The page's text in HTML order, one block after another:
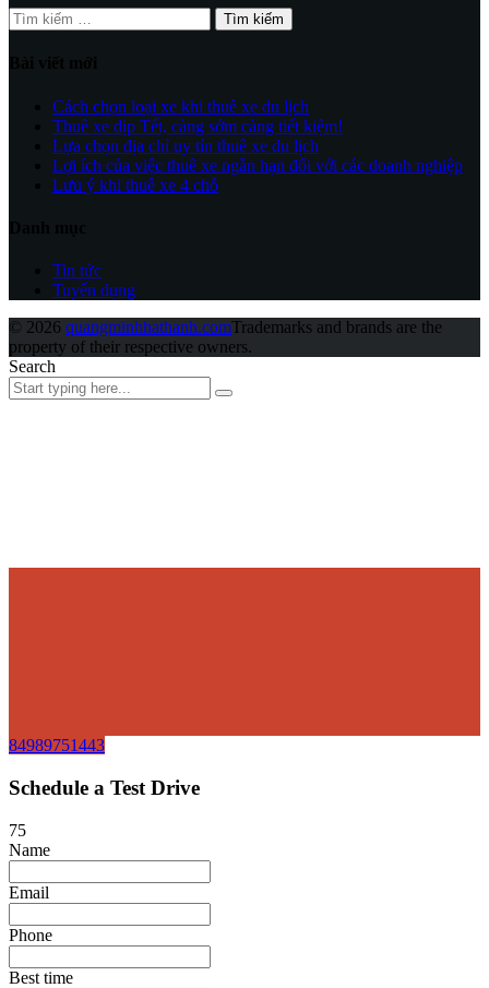
Tìm
kiếm
Cách chọn loại xe khi thuê xe du lịch
Thuê xe dịp Tết, càng sớm càng tiết kiệm!
Lựa chọn địa chỉ uy tín thuê xe du lịch
Lợi ích của việc thuê xe ngắn hạn đối với các doanh nghiệp
Lưu ý khi thuê xe 4 chỗ
Tin tức
Tuyển dụng
© 2026 quangminhhathanh.comTrademarks and brands are the
property of their respective owners.
Search
84989751443
Schedule a Test Drive
75
Name
Email
Phone
Best time